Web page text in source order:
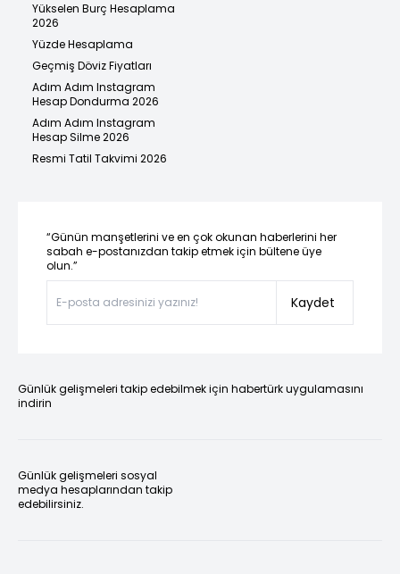
Yükselen Burç Hesaplama
2026
Yüzde Hesaplama
Geçmiş Döviz Fiyatları
Adım Adım Instagram
Hesap Dondurma 2026
Adım Adım Instagram
Hesap Silme 2026
Resmi Tatil Takvimi 2026
“Günün manşetlerini ve en çok okunan haberlerini her
sabah e-postanızdan takip etmek için bültene üye
olun.”
Kaydet
Günlük gelişmeleri takip edebilmek için habertürk uygulamasını
indirin
Günlük gelişmeleri sosyal
medya hesaplarından takip
edebilirsiniz.